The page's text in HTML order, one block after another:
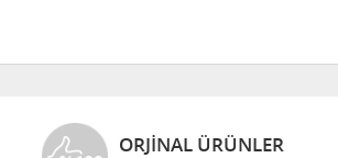
ORJINAL ÜRÜNLER